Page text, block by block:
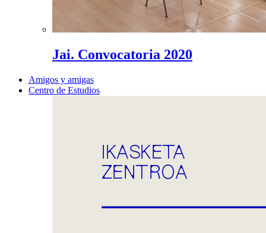
Jai. Convocatoria 2020
Amigos y amigas
Centro de Estudios